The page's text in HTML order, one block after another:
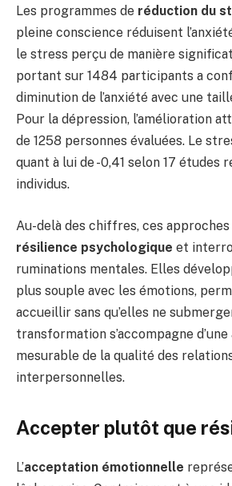
Les programmes de réduction du
pleine conscience réduisent
le stress perçu de manière
portant sur 1484 participants a
diminution de l’anxiété avec une
Pour la dépression, l’amélioration
de 1258 personnes évaluées. Le
quant à lui de -0,41 selon 17 études
individus.
Au-delà des chiffres, ces
résilience psychologique et
ruminations mentales. Elles
plus souple avec les émotions,
accueillir sans qu’elles ne
transformation s’accompagne
mesurable de la qualité des
interpersonnelles.
Accepter plutôt que
L’acceptation émotionnelle